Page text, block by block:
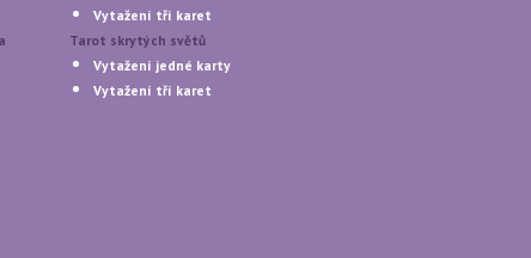
Vytažení tří karet
Tarot skrytých světů
Vytažení jedné karty
Vytažení tří karet